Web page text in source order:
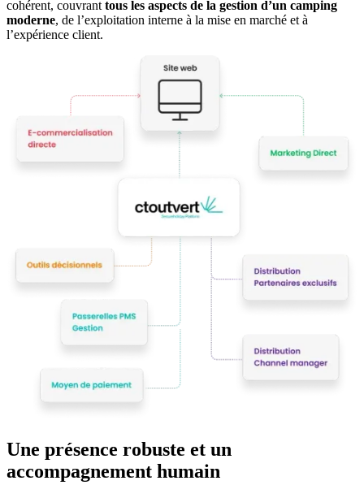
cohérent, couvrant tous les aspects de la gestion d’un camping
moderne, de l’exploitation interne à la mise en marché et à
l’expérience client.
Une présence robuste et un
accompagnement humain